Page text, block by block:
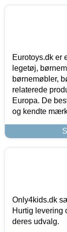
Eurotoys.dk er
legetøj,
børnemøbler,
relaterede
Europa. De
og kendte
Only4kids.dk
Hurtig levering
deres udvalg.